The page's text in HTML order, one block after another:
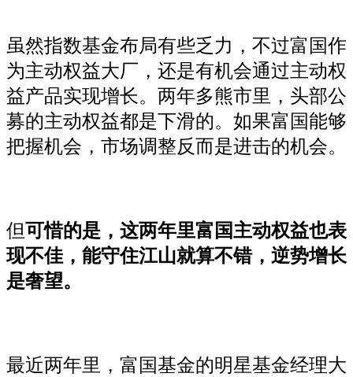
虽然指数基金布局有些乏力，不过富国作
为主动权益大厂，还是有机会通过主动权
益产品实现增长。两年多熊市里，头部公
募的主动权益都是下滑的。如果富国能够
把握机会，市场调整反而是进击的机会。
但可惜的是，这两年里富国主动权益也表
现不佳，能守住江山就算不错，逆势增长
是奢望。
最近两年里，富国基金的明星基金经理大